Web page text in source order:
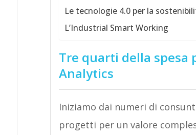
Le tecnologie 4.0 per la
L’Industrial Smart Working
Tre quarti della
Analytics
Iniziamo dai numeri di
progetti per un valore